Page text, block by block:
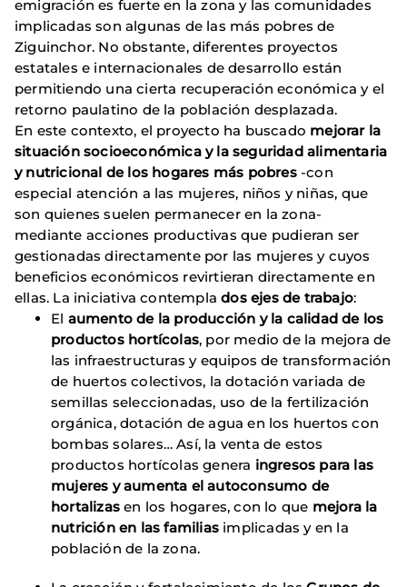
emigración es fuerte en la zona y las comunidades
implicadas son algunas de las más pobres de
Ziguinchor. No obstante, diferentes proyectos
estatales e internacionales de desarrollo están
permitiendo una cierta recuperación económica y el
retorno paulatino de la población desplazada.
En este contexto, el proyecto ha buscado mejorar la
situación socioeconómica y la seguridad alimentaria
y nutricional de los hogares más pobres-con
especial atención a las mujeres, niños y niñas, que
son quienes suelen permanecer en la zona-
mediante acciones productivas que pudieran ser
gestionadas directamente por las mujeres y cuyos
beneficios económicos revirtieran directamente en
ellas. La iniciativa contemplados ejes de trabajo:
El aumento de la producción y la calidad de los
productos hortícolas, por medio de la mejora de
las infraestructuras y equipos de transformación
de huertos colectivos, la dotación variada de
semillas seleccionadas, uso de la fertilización
orgánica, dotación de agua en los huertos con
bombas solares… Así, la venta de estos
productos hortícolas genera ingresos para las
mujeres y aumenta el autoconsumo de
hortalizas en los hogares, con lo que mejora la
nutrición en las familias implicadas y en la
población de la zona.